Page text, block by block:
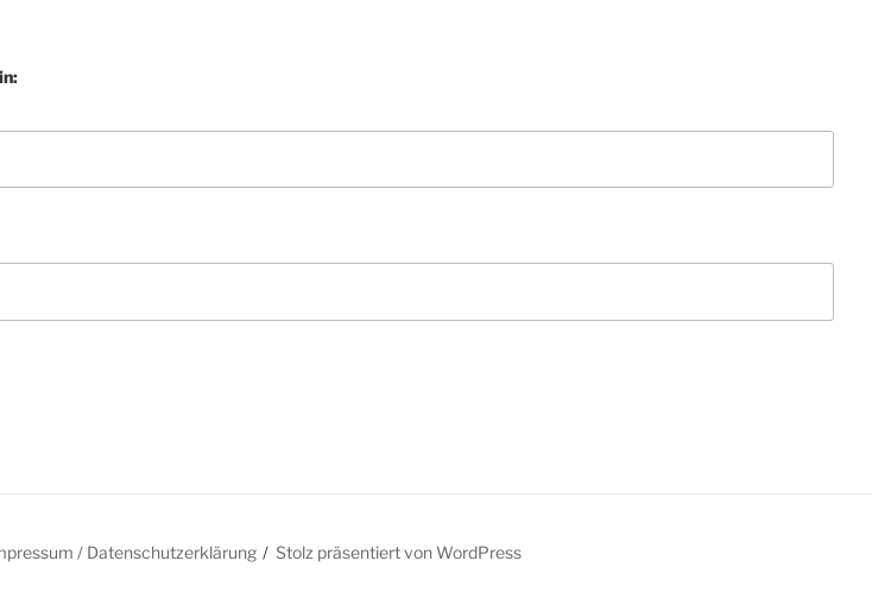
/ Datenschutzerklärung Stolz präsentiert von WordPress